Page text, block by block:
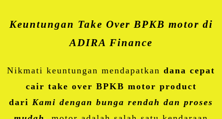
Keuntungan Take Over BPKB motor di
ADIRA Finance
Nikmati keuntungan mendapatkan dana cepat
cair take over BPKB motor product
dari Kami dengan bunga rendah dan proses